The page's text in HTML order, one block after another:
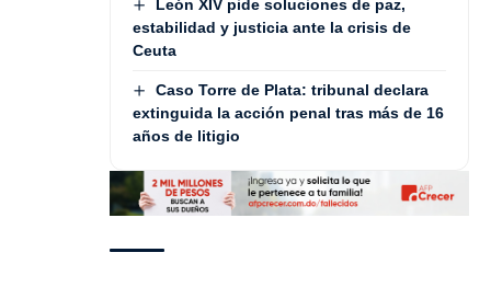
León XIV pide soluciones de paz,
estabilidad y justicia ante la crisis de
Ceuta
Caso Torre de Plata: tribunal declara
extinguida la acción penal tras más de 16
años de litigio